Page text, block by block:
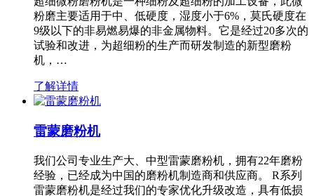
粉磨主要适用于中、低硬度，湿度小于6%，莫氏硬度在
9级以下的非易燃易爆的非金属物料。它是经过20多次的
试验和改进，为超细粉的生产而研发制造的新型磨粉
机，…
了解详情
雷蒙磨粉机
我们公司专业生产大、中型雷蒙磨粉机，拥有22年磨粉
经验，已经成为中国的磨粉机制造商和供应商。 R系列
雷蒙磨粉机是经过我们的专家优化升级改造，具有低损